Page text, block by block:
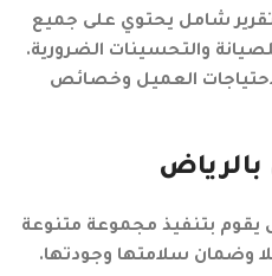
شامل يحتوي على جميع
والتحسينات الضرورية.
العميل وخصائص
بتنفيذ مجموعة متنوعة
وضمان سلامتها وجودتها.